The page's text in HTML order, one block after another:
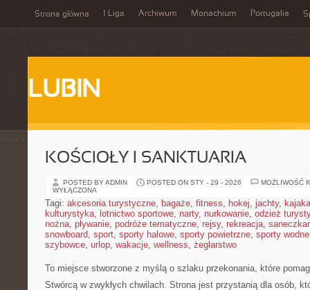
Strona główna 1 Liga Archiwum Monachium Portugalia
LUBIN
KOŚCIOŁY I SANKTUARIA
POSTED BY ADMIN POSTED ON STY - 29 - 2026
MOŻLIWOŚĆ
WYŁĄCZONA
Tagi: akcesoria turystyczne, bagaże, fitness, hokej, jachty,
kulturystyka, lotnictwo sportowe, narty, nurkowanie, odzież
nożna, pływanie, podróże tematyczne, rejsy, rekreacja,
snowboard, sport, sporty halowe, sporty powietrzne, sporty wodne
szybowce, urlop, wakacje, wellness, żeglarstwo
To miejsce stworzone z myślą o szlaku przekonania, które
Stwórcą w zwykłych chwilach. Strona jest przystanią dla osób,